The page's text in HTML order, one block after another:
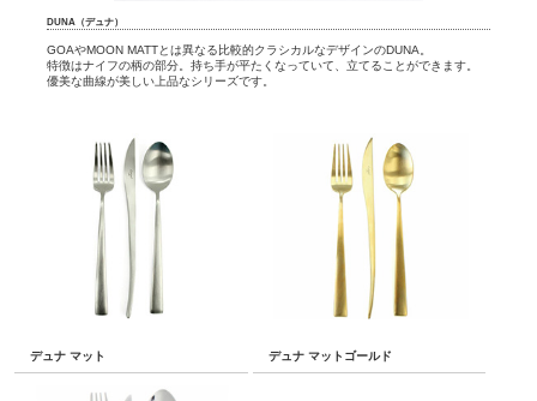
DUNA（デュナ）
GOAやMOON MATTとは異なる比較的クラシカルなデザインのDUNA。
特徴はナイフの柄の部分。持ち手が平たくなっていて、立てることができます。
優美な曲線が美しい上品なシリーズです。
デュナ マット デュナ マットゴールド